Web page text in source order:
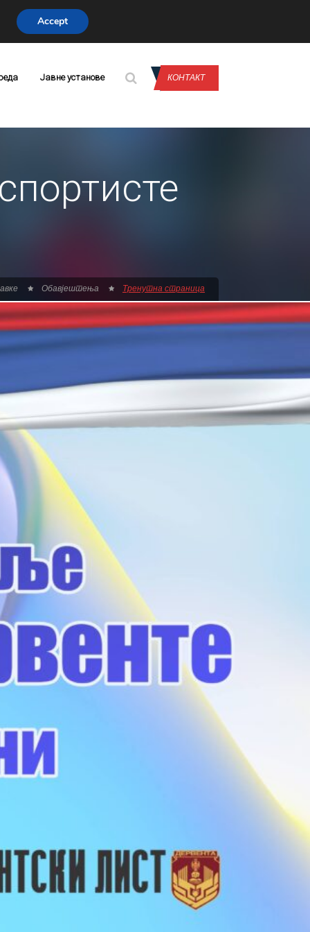
Јавне установе КОНТАКТ
Обавјештења Тренутна страница
Accept